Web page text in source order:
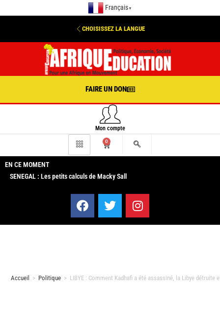
Français ▼
CHOISISSEZ LA LANGUE
FAIRE UN DON
Mon compte
0
EN CE MOMENT
SENEGAL : Les petits calculs de Macky Sall
Accueil > Politique > LIBYE : Comment Kadhafi a été assassiné, la Libye